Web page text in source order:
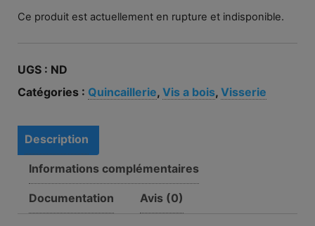
Ce produit est actuellement en rupture et indisponible.
UGS : ND
Catégories : Quincaillerie, Vis a bois, Visserie
Description
Informations complémentaires
Documentation Avis (0)